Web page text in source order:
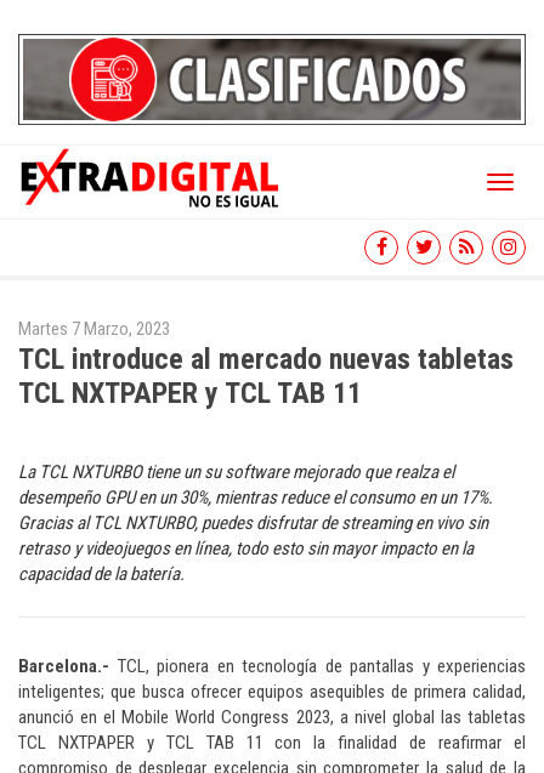
Toggle
Martes 7 Marzo, 2023
TCL introduce al mercado nuevas tabletas
TCL NXTPAPER y TCL TAB 11
La TCL NXTURBO tiene un su software mejorado que realza el
desempeño GPU en un 30%, mientras reduce el consumo en un 17%.
Gracias al TCL NXTURBO, puedes disfrutar de streaming en vivo sin
retraso y videojuegos en línea, todo esto sin mayor impacto en la
capacidad de la batería.
Barcelona.- TCL, pionera en tecnología de pantallas y experiencias
inteligentes; que busca ofrecer equipos asequibles de primera calidad,
anunció en el Mobile World Congress 2023, a nivel global las tabletas
TCL NXTPAPER y TCL TAB 11 con la finalidad de reafirmar el
compromiso de desplegar excelencia sin comprometer la salud de la